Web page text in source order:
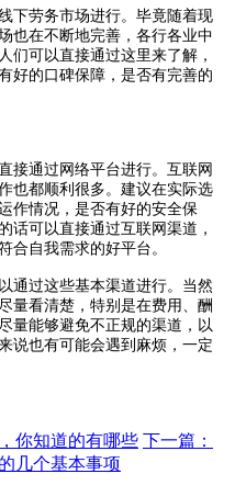
下劳务市场进行。毕竟随着现
也在不断地完善，各行各业中
们可以直接通过这里来了解，
好的口碑保障，是否有完善的
接通过网络平台进行。互联网
也都顺利很多。建议在实际选
作情况，是否有好的安全保
话可以直接通过互联网渠道，
合自我需求的好平台。
通过这些基本渠道进行。当然
量看清楚，特别是在费用、酬
量能够避免不正规的渠道，以
说也有可能会遇到麻烦，一定
你知道的有哪些 下一篇：
几个基本事项